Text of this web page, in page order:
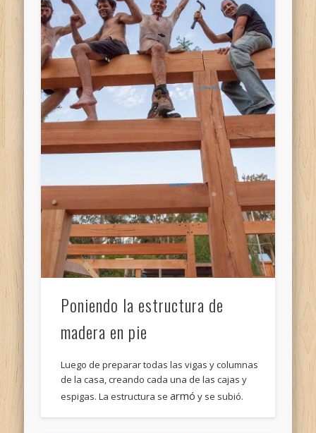
Poniendo la estructura de
madera en pie
Luego de preparar todas las vigas y columnas
de la casa, creando cada una de las cajas y
espigas. La estructura searmó y se subió.